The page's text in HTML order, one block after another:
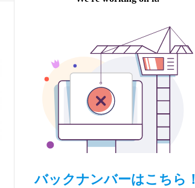
バックナンバーはこちら！